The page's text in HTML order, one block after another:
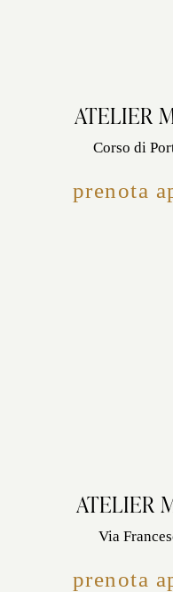
ATELIER
Corso di
prenota
ATELIER
Via
prenota